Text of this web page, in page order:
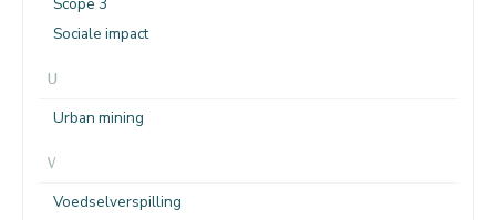
Scope 3
Sociale impact
U
Urban mining
V
Voedselverspilling